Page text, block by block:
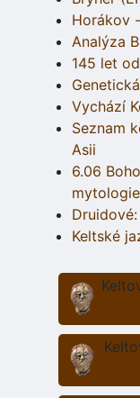
Horákov
Analýza
145 let
Vychází
Seznam
Asii
6.06
mytologie
Keltské